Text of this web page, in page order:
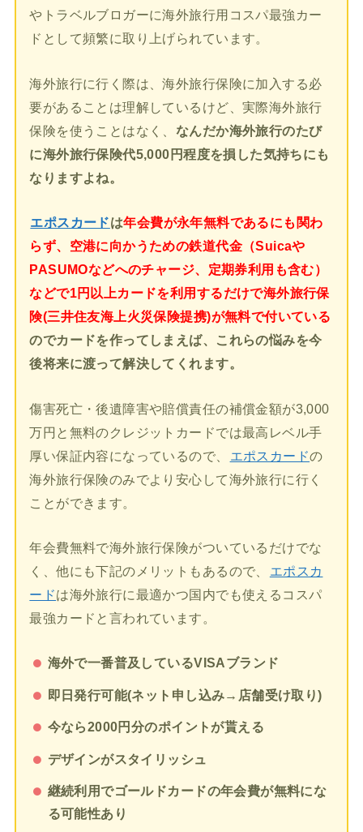
やトラベルブロガーに海外旅行用コスパ最強カー
ドとして頻繁に取り上げられています。
海外旅行に行く際は、海外旅行保険に加入する必
要があることは理解しているけど、実際海外旅行
保険を使うことはなく、 なんだか海外旅行のたび
に海外旅行保険代5,000円程度を損した気持ちにも
なりますよね。
エポスカードは年会費が永年無料であるにも関わ
らず、空港に向かうための鉄道代金（Suicaや
PASUMOなどへのチャージ、定期券利用も含む）
などで1円以上カードを利用するだけで海外旅行保
険(三井住友海上火災保険提携)が無料で付いている
のでカードを作ってしまえば、これらの悩みを今
後将来に渡って解決してくれます。
傷害死亡・後遺障害や賠償責任の補償金額が3,000
万円と無料のクレジットカードでは最高レベル手
厚い保証内容になっているので、
エポスカードの
海外旅行保険のみでより安心して海外旅行に行く
ことができます。
年会費無料で海外旅行保険がついているだけでな
く、他にも下記のメリットもあるので、
エポスカ
ードは海外旅行に最適かつ国内でも使えるコスパ
最強カードと言われています。
海外で一番普及しているVISAブランド
即日発行可能(ネット申し込み→店舗受け取り)
今なら2000円分のポイントが貰える
デザインがスタイリッシュ
継続利用でゴールドカードの年会費が無料にな
る可能性あり